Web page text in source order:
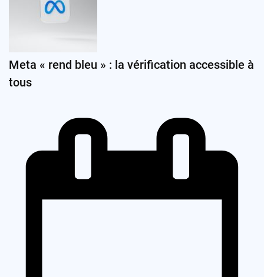
Meta « rend bleu » : la vérification accessible à
tous